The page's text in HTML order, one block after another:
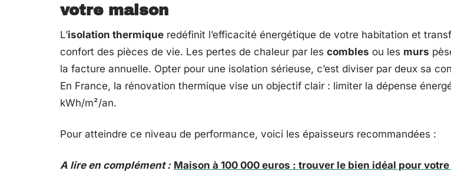
votre maison
L’isolation thermique redéfinit l’efficacité énergétique de votre habitation et
confort des pièces de vie. Les pertes de chaleur par les combles ou les murs
la facture annuelle. Opter pour une isolation sérieuse, c’est diviser par deux sa
En France, la rénovation thermique vise un objectif clair : limiter la dépense
kWh/m²/an.
Pour atteindre ce niveau de performance, voici les épaisseurs recommandées :
A lire en complément : Maison à 100 000 euros : trouver le bien idéal pour